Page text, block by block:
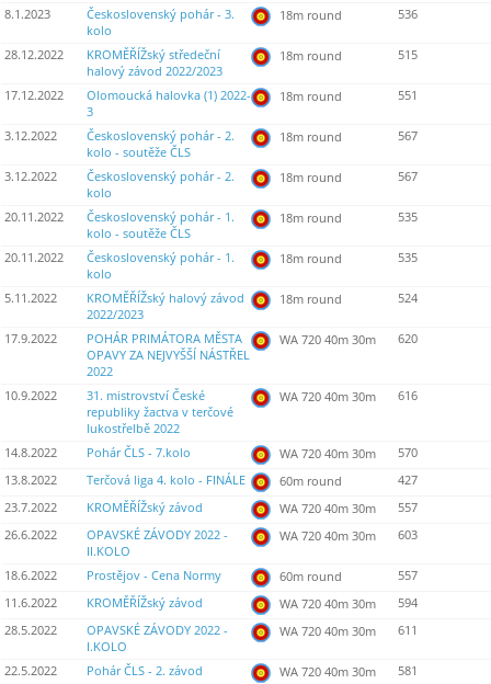
8.1.2023
Československý pohár - 3.
kolo
18m round 536
28.12.2022
KROMĚŘÍŽský středeční
halový závod 2022/2023
18m round 515
17.12.2022
Olomoucká halovka (1) 2022-
3
18m round 551
3.12.2022
Československý pohár - 2.
kolo - soutěže ČLS
18m round 567
3.12.2022
Československý pohár - 2.
kolo
18m round 567
20.11.2022
Československý pohár - 1.
kolo - soutěže ČLS
18m round 535
20.11.2022
Československý pohár - 1.
kolo
18m round 535
5.11.2022
KROMĚŘÍŽský halový závod
2022/2023
18m round 524
17.9.2022
POHÁR PRIMÁTORA MĚSTA
OPAVY ZA NEJVYŠŠÍ NÁSTŘEL
2022
WA 720 40m 30m 620
10.9.2022
31. mistrovství České
republiky žactva v terčové
lukostřelbě 2022
WA 720 40m 30m 616
14.8.2022 Pohár ČLS - 7.kolo WA 720 40m 30m
570
13.8.2022
Terčová liga 4. kolo - FINÁLE 60m round
427
23.7.2022
KROMĚŘÍŽský závod WA 720 40m 30m
557
26.6.2022
OPAVSKÉ ZÁVODY 2022 -
II.KOLO
WA 720 40m 30m 603
18.6.2022 Prostějov - Cena Normy 60m round
557
11.6.2022
KROMĚŘÍŽský závod WA 720 40m 30m
594
28.5.2022
OPAVSKÉ ZÁVODY 2022 -
I.KOLO
WA 720 40m 30m 611
22.5.2022 Pohár ČLS - 2. závod WA 720 40m 30m
581